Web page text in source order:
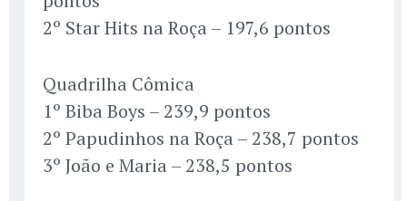
2º Star Hits na Roça – 197,6 pontos
Quadrilha Cômica
1º Biba Boys – 239,9 pontos
2º Papudinhos na Roça – 238,7 pontos
3º João e Maria – 238,5 pontos